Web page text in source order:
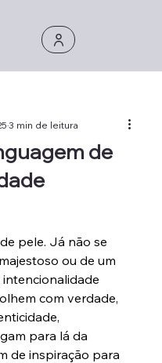
de
3 min de leitura
pele. Já não se
ou de um
com verdade,
para lá da
de inspiração para